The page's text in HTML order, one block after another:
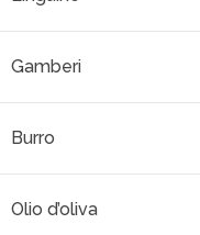
Gamberi
Burro
Olio d’oliva